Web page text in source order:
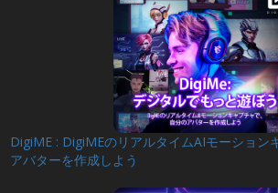
DigiME : DigiMEのリアルタイムAIモーション
アバターを作成しよう